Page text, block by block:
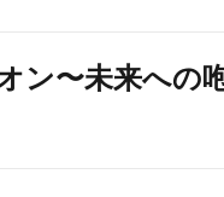
ン〜未来への